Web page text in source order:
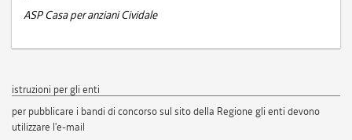
ASP Casa per anziani Cividale
istruzioni per gli enti
per pubblicare i bandi di concorso sul sito della Regione gli enti devono
utilizzare l'e-mail